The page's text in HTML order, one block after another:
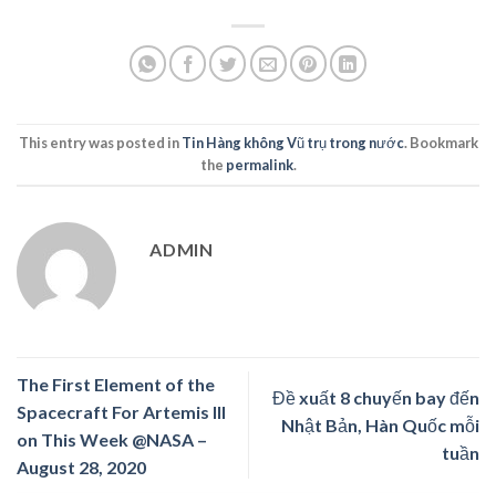
This entry was posted inTin Hàng không Vũ trụ trong nước. Bookmark
the permalink.
ADMIN
The First Element of the
Spacecraft For Artemis III
on This Week @NASA –
August 28, 2020
Đề xuất 8 chuyến bay đến
Nhật Bản, Hàn Quốc mỗi
tuần